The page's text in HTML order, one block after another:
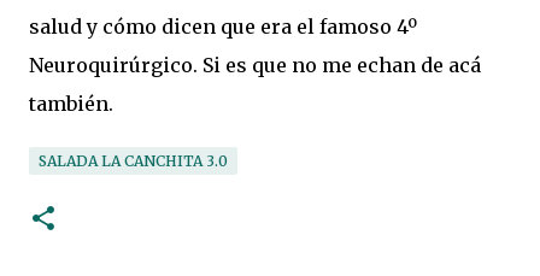
salud y cómo dicen que era el famoso 4º
Neuroquirúrgico. Si es que no me echan de acá
también.
SALADA LA CANCHITA 3.0